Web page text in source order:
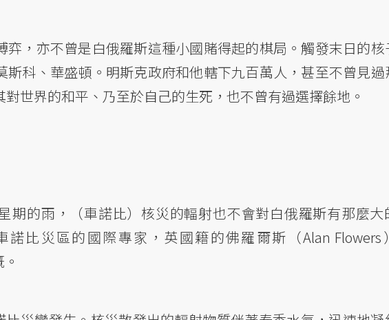
弈，亦不曾是白俄羅斯這種小國賭得起的棋局。觸發末日的核
斯科、華盛頓。明斯克政府和他轄下九百萬人，甚至不曾見過
對世界的和平、乃至於自己的生死，也不曾有過選擇餘地。
期的雨，（車諾比）核災的輻射也不會對白俄羅斯有那麼大
諾比災區的國際專家，英國籍的佛羅爾斯（Alan Flowers